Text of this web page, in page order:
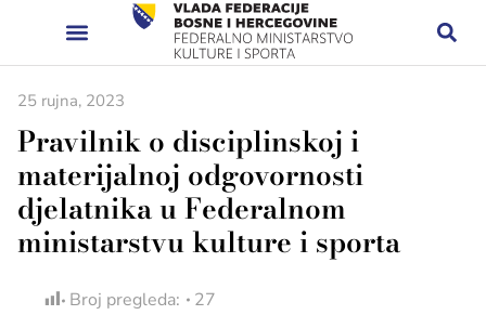
25 rujna, 2023
Pravilnik o disciplinskoj i
materijalnoj odgovornosti
djelatnika u Federalnom
ministarstvu kulture i sporta
Broj pregleda: 27